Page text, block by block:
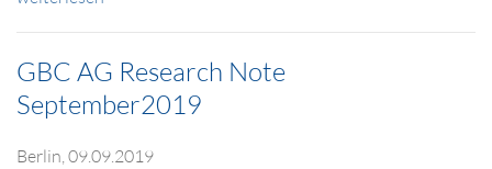
GBC AG Research Note
September2019
Berlin, 09.09.2019